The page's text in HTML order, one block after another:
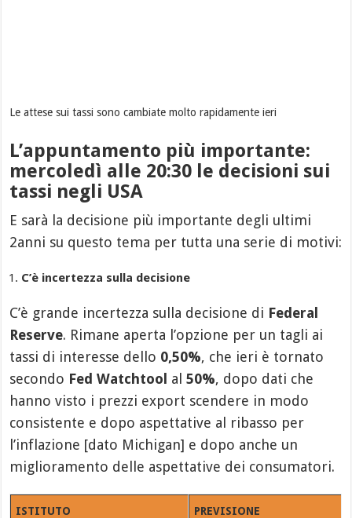
Le attese sui tassi sono cambiate molto rapidamente ieri
L’appuntamento più importante:
mercoledì alle 20:30 le decisioni sui
tassi negli USA
E sarà la decisione più importante degli ultimi
2anni su questo tema per tutta una serie di motivi:
C’è incertezza sulla decisione
C’è grande incertezza sulla decisione di Federal
Reserve. Rimane aperta l’opzione per un tagli ai
tassi di interesse dello 0,50%, che ieri è tornato
secondo Fed Watchtool al50%, dopo dati che
hanno visto i prezzi export scendere in modo
consistente e dopo aspettative al ribasso per
l’inflazione [dato Michigan] e dopo anche un
miglioramento delle aspettative dei consumatori.
ISTITUTO PREVISIONE